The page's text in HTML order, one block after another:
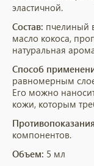
эластичной.
Состав: пчелиный
масло кокоса,
натуральная
Способ
равномерным
Его можно
кожи, которым
компонентов.
Объем: 5 мл